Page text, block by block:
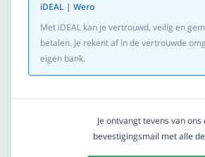
iDEAL | Wero
Met iDEAL kan je vertrouwd, veilig en
betalen. Je rekent af in de vertrouwde
eigen bank.
Je ontvangt tevens van ons
bevestigingsmail met alle